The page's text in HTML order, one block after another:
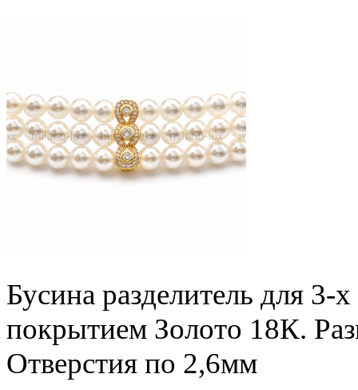
Бусина разделитель для 3-
покрытием Золото 18К.
Отверстия по 2,6мм